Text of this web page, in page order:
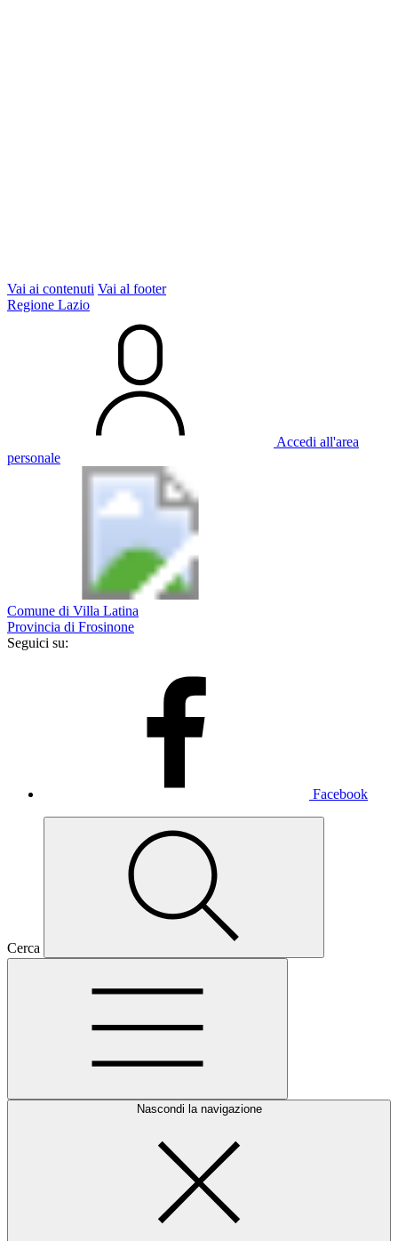
Vai ai contenuti Vai al footer
Regione Lazio
Accedi all'area
personale
Comune di Villa Latina
Provincia di Frosinone
Seguici su:
Facebook
Cerca
Nascondi la navigazione